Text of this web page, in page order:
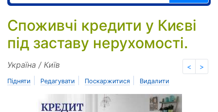
Споживчі кредити у Києві
під заставу нерухомості.
< >
Україна / Київ
Підняти Редагувати Поскаржитися Видалити